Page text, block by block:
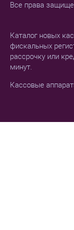
Все права
Каталог новых
фискальных
рассрочку или
минут.
Кассовые